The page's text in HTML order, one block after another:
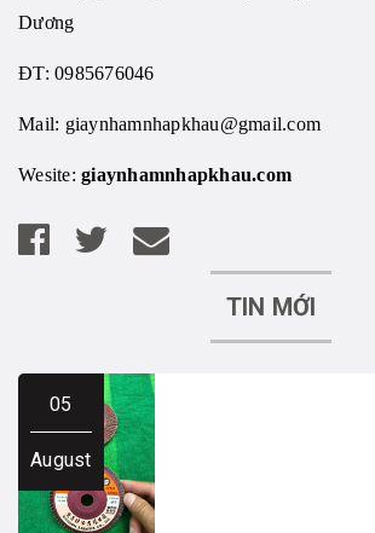
Dương
ĐT: 0985676046
Mail: giaynhamnhapkhau@gmail.com
Wesite: giaynhamnhapkhau.com
TIN MỚI
05
August